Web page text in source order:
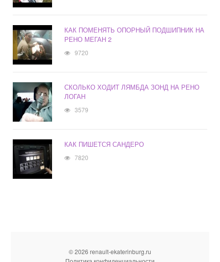
КАК ПОМЕНЯТЬ ОПОРНЫЙ ПОДШИПНИК НА
РЕНО МЕГАН 2
9720
СКОЛЬКО ХОДИТ ЛЯМБДА ЗОНД НА РЕНО
ЛОГАН
3579
КАК ПИШЕТСЯ САНДЕРО
7820
© 2026 renault-ekaterinburg.ru